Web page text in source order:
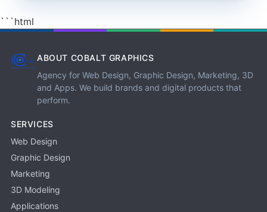
```html
ABOUT COBALT GRAPHICS
Agency for Web Design, Graphic Design, Marketing, 3D
and Apps. We build brands and digital products that
perform.
SERVICES
Web Design
Graphic Design
Marketing
3D Modeling
Applications